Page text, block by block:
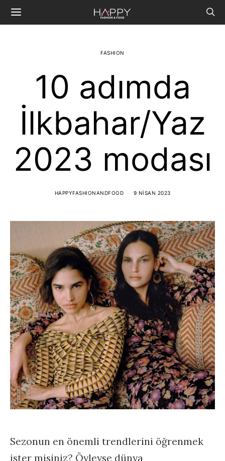
FASHION
10 adımda
İlkbahar/Yaz
2023 modası
HAPPYFASHIONANDFOOD 9 NISAN 2023
Sezonun en önemli trendlerini öğrenmek
ister misiniz? Öyleyse dünya